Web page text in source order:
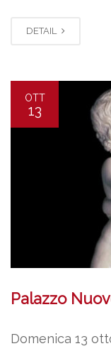
DETAIL
OTT
13
Palazzo
Domenica 13